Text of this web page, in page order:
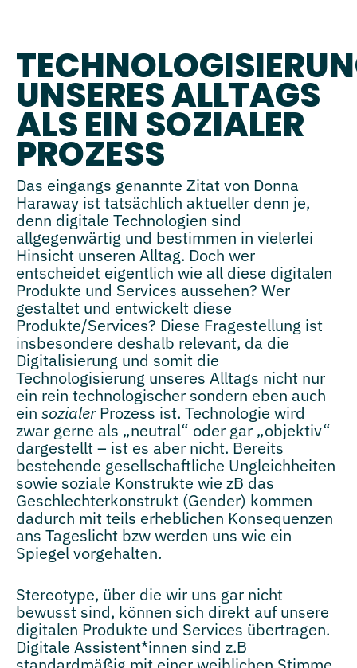
UNSERES ALLTAGS
ALS EIN SOZIALER
PROZESS
Das eingangs genannte Zitat von Donna
Haraway ist tatsächlich aktueller denn je,
denn digitale Technologien sind
allgegenwärtig und bestimmen in vielerlei
Hinsicht unseren Alltag. Doch wer
entscheidet eigentlich wie all diese digitalen
Produkte und Services aussehen? Wer
gestaltet und entwickelt diese
Produkte/Services? Diese Fragestellung ist
insbesondere deshalb relevant, da die
Digitalisierung und somit die
Technologisierung unseres Alltags nicht nur
ein rein technologischer sondern eben auch
ein sozialerProzess ist. Technologie wird
zwar gerne als „neutral“ oder gar „objektiv“
dargestellt – ist es aber nicht. Bereits
bestehende gesellschaftliche Ungleichheiten
sowie soziale Konstrukte wie zB das
Geschlechterkonstrukt (Gender) kommen
dadurch mit teils erheblichen Konsequenzen
ans Tageslicht bzw werden uns wie ein
Spiegel vorgehalten.
Stereotype, über die wir uns gar nicht
bewusst sind, können sich direkt auf unsere
digitalen Produkte und Services übertragen.
Digitale Assistent*innen sind z.B